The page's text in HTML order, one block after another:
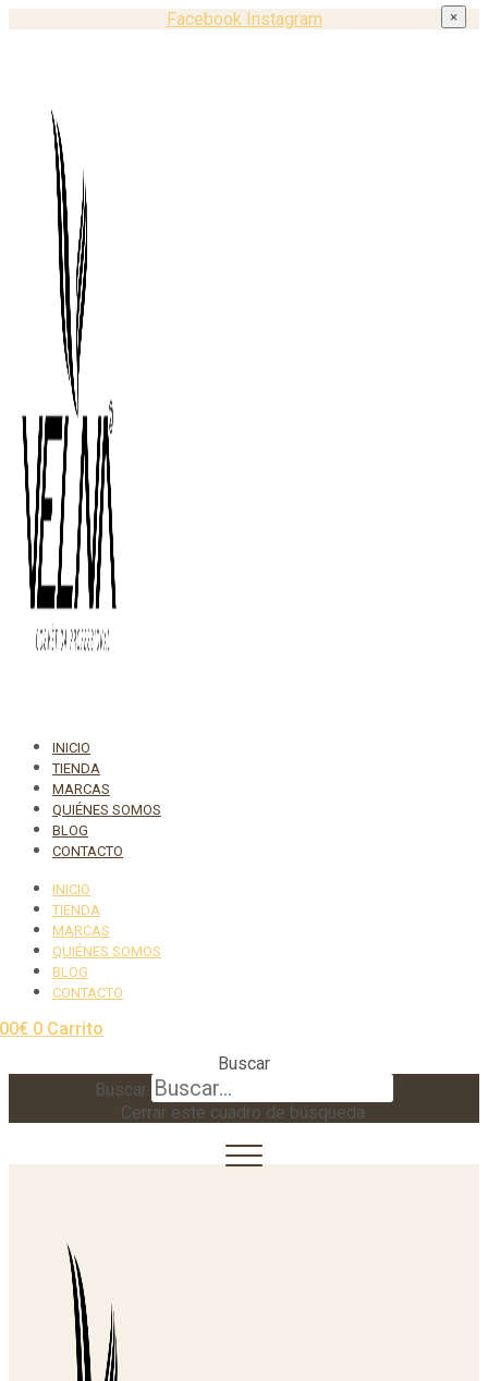
Facebook Instagram
INICIO
TIENDA
MARCAS
QUIÉNES SOMOS
BLOG
CONTACTO
INICIO
TIENDA
MARCAS
QUIÉNES SOMOS
BLOG
CONTACTO
€ 0 Carrito
Buscar
Buscar
Cerrar este cuadro de búsqueda.
×